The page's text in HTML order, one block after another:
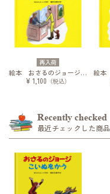
再入荷
絵本 おさるのジョージ えいがをみる
¥ 1,100 （税込）
Recently checked
最近チェックした商品